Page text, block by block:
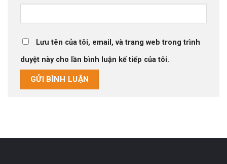
Lưu tên của tôi, email, và trang web trong trình
duyệt này cho lần bình luận kế tiếp của tôi.